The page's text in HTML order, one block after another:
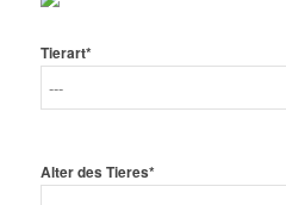
Tierart*
Alter des Tieres*